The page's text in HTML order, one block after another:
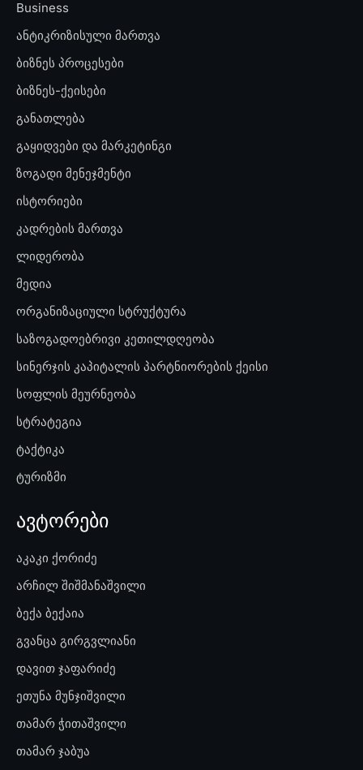
Business
ანტიკრიზისული მართვა
ბიზნეს პროცესები
ბიზნეს-ქეისები
განათლება
გაყიდვები და მარკეტინგი
ზოგადი მენეჯმენტი
ისტორიები
კადრების მართვა
ლიდერობა
მედია
ორგანიზაციული სტრუქტურა
საზოგადოებრივი კეთილდღეობა
სინერჯის კაპიტალის პარტნიორების ქეისი
სოფლის მეურნეობა
სტრატეგია
ტაქტიკა
ტურიზმი
ავტორები
აკაკი ქორიძე
არჩილ შიშმანაშვილი
ბექა ბექაია
გვანცა გირგვლიანი
დავით ჯაფარიძე
ეთუნა მუნჯიშვილი
თამარ ჭითაშვილი
თამარ ჯაბუა